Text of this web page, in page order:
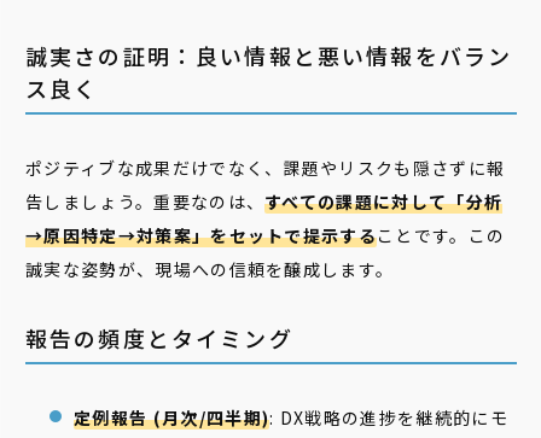
誠実さの証明：良い情報と悪い情報をバラン
ス良く
ポジティブな成果だけでなく、課題やリスクも隠さずに報
告しましょう。重要なのは、すべての課題に対して「分析
→原因特定→対策案」をセットで提示することです。この
誠実な姿勢が、現場への信頼を醸成します。
報告の頻度とタイミング
定例報告 (月次/四半期): DX戦略の進捗を継続的にモ